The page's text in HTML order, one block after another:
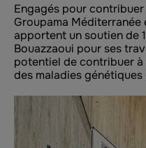
Engagés pour
Groupama
apportent un soutien de
Bouazzaoui pour ses
potentiel de contribuer
des maladies génétiques